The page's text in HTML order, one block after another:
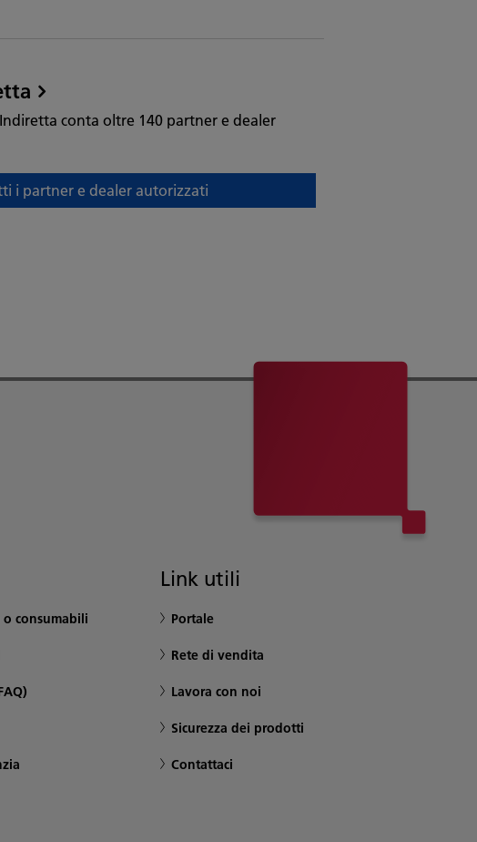
conta oltre 140 partner e dealer
i partner e dealer autorizzati
o consumabili
Link utili
Portale
Rete di vendita
Lavora con noi
Sicurezza dei prodotti
Contattaci